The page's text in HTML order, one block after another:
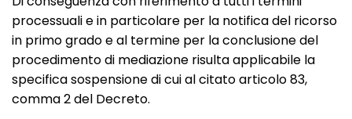
processuali e in particolare per la notifica del ricorso
in primo grado e al termine per la conclusione del
procedimento di mediazione risulta applicabile la
specifica sospensione di cui al citato articolo 83,
comma 2 del Decreto.